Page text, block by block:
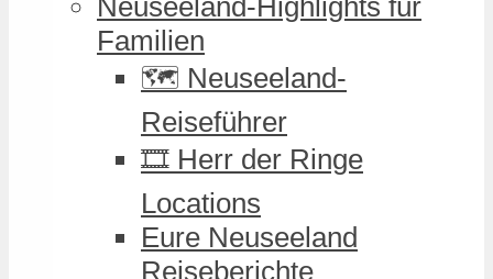
Familien
🗺️ Neuseeland-
Reiseführer
🎞️ Herr der Ringe
Locations
Eure Neuseeland
Reiseberichte